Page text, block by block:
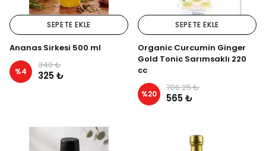
SEPETE EKLE
Ananas Sirkesi 500 ml
%4
340 ₺
325 ₺
SEPETE EKLE
Organic Curcumin Ginger
Gold Tonic Sarımsaklı 220
cc
%20
706.25 ₺
565 ₺